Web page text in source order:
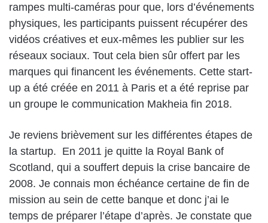
rampes multi-caméras pour que, lors d’événements
physiques, les participants puissent récupérer des
vidéos créatives et eux-mêmes les publier sur les
réseaux sociaux. Tout cela bien sûr offert par les
marques qui financent les événements. Cette start-
up a été créée en 2011 à Paris et a été reprise par
un groupe le communication Makheia fin 2018.
Je reviens brièvement sur les différentes étapes de
la startup. En 2011 je quitte la Royal Bank of
Scotland, qui a souffert depuis la crise bancaire de
2008. Je connais mon échéance certaine de fin de
mission au sein de cette banque et donc j’ai le
temps de préparer l’étape d’après. Je constate que